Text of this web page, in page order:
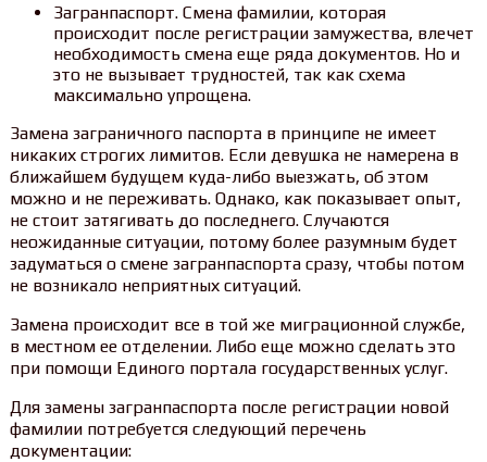
Загранпаспорт. Смена фамилии, которая
происходит после регистрации замужества, влечет
необходимость смена еще ряда документов. Но и
это не вызывает трудностей, так как схема
максимально упрощена.
Замена заграничного паспорта в принципе не имеет
никаких строгих лимитов. Если девушка не намерена в
ближайшем будущем куда-либо выезжать, об этом
можно и не переживать. Однако, как показывает опыт,
не стоит затягивать до последнего. Случаются
неожиданные ситуации, потому более разумным будет
задуматься о смене загранпаспорта сразу, чтобы потом
не возникало неприятных ситуаций.
Замена происходит все в той же миграционной службе,
в местном ее отделении. Либо еще можно сделать это
при помощи Единого портала государственных услуг.
Для замены загранпаспорта после регистрации новой
фамилии потребуется следующий перечень
документации: